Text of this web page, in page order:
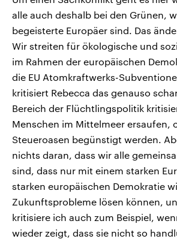
alle auch deshalb bei den Grünen,
begeisterte Europäer sind. Das
Wir streiten für ökologische und
im Rahmen der europäischen
die EU Atomkraftwerks-
kritisiert Rebecca das genauso
Bereich der Flüchtlingspolitik
Menschen im Mittelmeer ersaufen,
Steueroasen begünstigt werden.
nichts daran, dass wir alle
sind, dass nur mit einem starken
starken europäischen Demokratie
Zukunftsprobleme lösen können,
kritisiere ich auch zum Beispiel,
wieder zeigt, dass sie nicht so